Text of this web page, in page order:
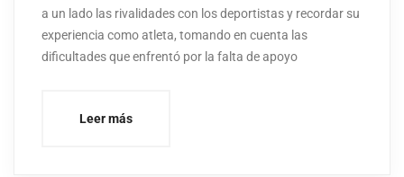
a un lado las rivalidades con los deportistas y recordar su
experiencia como atleta, tomando en cuenta las
dificultades que enfrentó por la falta de apoyo
Leer más